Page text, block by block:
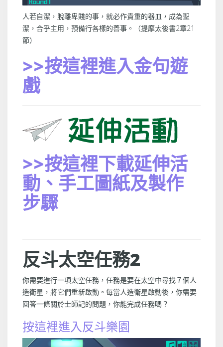
人若自潔，脫離卑賤的事，就必作貴重的器皿， 成為聖
潔，合乎主用，預備行各樣的善事。（提摩太後書2章21
節）
>>按這裡進入金句遊
戲
>>按這裡下載延伸活
動、手工圖紙及製作
步驟
反斗太空任務2
你需要進行一項太空任務，任務是要在太空中尋找７個人
造衛星，將它們重新啟動。每當人造衛星啟動後，你需要
回答一條關於士師記的問題，你能完成任務嗎？
按這裡進入反斗樂園